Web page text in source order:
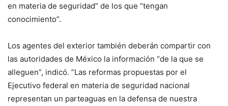
en materia de seguridad” de los que “tengan
conocimiento”.
Los agentes del exterior también deberán compartir con
las autoridades de México la información “de la que se
alleguen”, indicó. ”Las reformas propuestas por el
Ejecutivo federal en materia de seguridad nacional
representan un parteaguas en la defensa de nuestra